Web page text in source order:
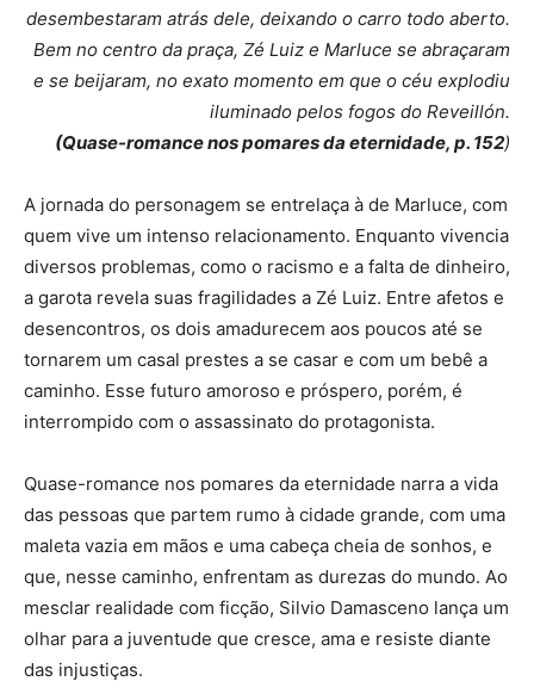
desembestaram atrás dele, deixando o carro todo aberto.
Bem no centro da praça, Zé Luiz e Marluce se abraçaram
e se beijaram, no exato momento em que o céu explodiu
iluminado pelos fogos do Reveillón.
(Quase-romance nos pomares da eternidade, p. 152)
A jornada do personagem se entrelaça à de Marluce, com
quem vive um intenso relacionamento. Enquanto vivencia
diversos problemas, como o racismo e a falta de dinheiro,
a garota revela suas fragilidades a Zé Luiz. Entre afetos e
desencontros, os dois amadurecem aos poucos até se
tornarem um casal prestes a se casar e com um bebê a
caminho. Esse futuro amoroso e próspero, porém, é
interrompido com o assassinato do protagonista.
Quase-romance nos pomares da eternidade narra a vida
das pessoas que partem rumo à cidade grande, com uma
maleta vazia em mãos e uma cabeça cheia de sonhos, e
que, nesse caminho, enfrentam as durezas do mundo. Ao
mesclar realidade com ficção, Silvio Damasceno lança um
olhar para a juventude que cresce, ama e resiste diante
das injustiças.